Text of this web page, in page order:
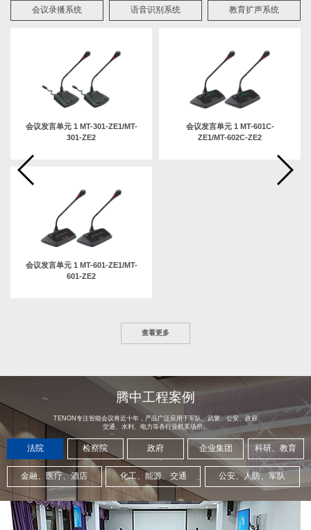
会议录播系统 语音识别系统 教育扩声系统
会议发言单元 1 MT-301-ZE1/MT-
301-ZE2
会议发言单元 1 MT-601-ZE1/MT-
601-ZE2
会议发言单元 1 MT-601C-
ZE1/MT-602C-ZE2
查看更多
腾中工程案例
TENON专注智能会议将近十年，产品广泛应用于军队、武警、公安、政府
交通、水利、电力等各行业机关场所。
法院 检察院 政府 企业集团 科研、教育
金融、医疗、酒店 化工、能源、交通 公安、人防、军队